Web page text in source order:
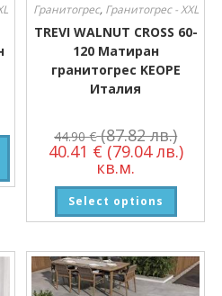
Гранитогрес, Гранитогрес - XXL
TREVI WALNUT CROSS 60-
120 Матиран
гранитогрес KEOPE
Италия
44.90€ (87.82 лв.)
40.41 € (79.04 лв.)
кв.м.
Select options